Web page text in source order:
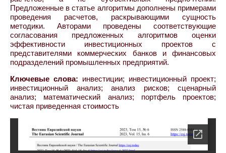
Предложенные в статье алгоритмы дополнены примерами
проведения расчетов, раскрывающими сущность
методики. Авторами проведены соответствующие
согласования предложенных алгоритмов оценки
эффективности инвестиционных проектов с
представителями коммерческих банков и финансовых
подразделений промышленных предприятий.
Ключевые слова: инвестиции; инвестиционный проект;
инвестиционный анализ; анализ рисков; сценарный
анализ; математический анализ; портфель проектов;
чистая приведенная стоимость